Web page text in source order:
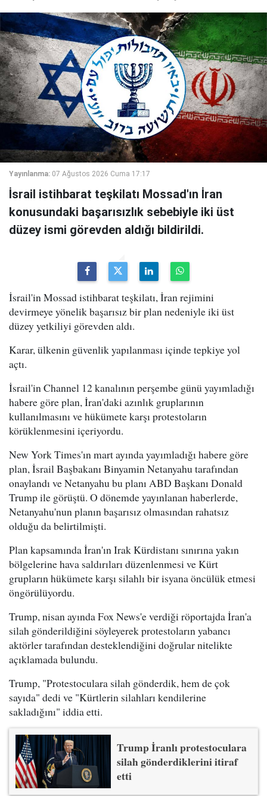
Yayınlanma: 07 Ağustos 2026 Cuma 17:17
İsrail istihbarat teşkilatı Mossad'ın İran
konusundaki başarısızlık sebebiyle iki üst
düzey ismi görevden aldığı bildirildi.
İsrail'in Mossad istihbarat teşkilatı, İran rejimini
devirmeye yönelik başarısız bir plan nedeniyle iki üst
düzey yetkiliyi görevden aldı.
Karar, ülkenin güvenlik yapılanması içinde tepkiye yol
açtı.
İsrail'in Channel 12 kanalının perşembe günü yayımladığı
habere göre plan, İran'daki azınlık gruplarının
kullanılmasını ve hükümete karşı protestoların
körüklenmesini içeriyordu.
New York Times'ın mart ayında yayımladığı habere göre
plan, İsrail Başbakanı Binyamin Netanyahu tarafından
onaylandı ve Netanyahu bu planı ABD Başkanı Donald
Trump ile görüştü. O dönemde yayınlanan haberlerde,
Netanyahu'nun planın başarısız olmasından rahatsız
olduğu da belirtilmişti.
Plan kapsamında İran'ın Irak Kürdistanı sınırına yakın
bölgelerine hava saldırıları düzenlenmesi ve Kürt
grupların hükümete karşı silahlı bir isyana öncülük etmesi
öngörülüyordu.
Trump, nisan ayında Fox News'e verdiği röportajda İran'a
silah gönderildiğini söyleyerek protestoların yabancı
aktörler tarafından desteklendiğini doğrular nitelikte
açıklamada bulundu.
Trump, "Protestoculara silah gönderdik, hem de çok
sayıda" dedi ve "Kürtlerin silahları kendilerine
sakladığını" iddia etti.
Trump İranlı protestoculara
silah gönderdiklerini itiraf
etti